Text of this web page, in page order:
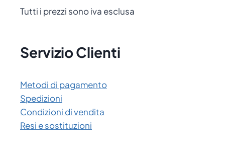
Tutti i prezzi sono iva esclusa
Servizio Clienti
Metodi di pagamento
Spedizioni
Condizioni di vendita
Resi e sostituzioni